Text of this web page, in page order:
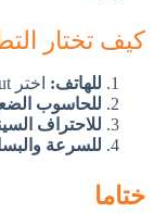
كيف تختار
للهاتف: اختر CapCut أو VN.
للحاسوب
للاحتراف
للسرعة
ختاما